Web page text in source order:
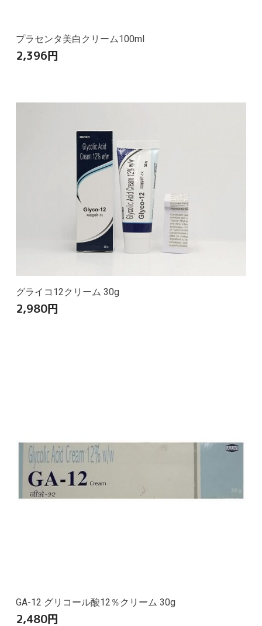
プラセンタ美白クリーム100ml
2,396円
グライコ12クリーム 30g
2,980円
GA-12 グリコール酸12％クリーム 30g
2,480円